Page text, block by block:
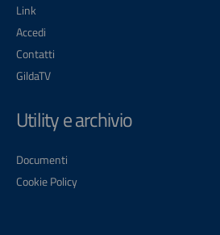
Link
Accedi
Contatti
GildaTV
Utility e archivio
Documenti
Cookie Policy